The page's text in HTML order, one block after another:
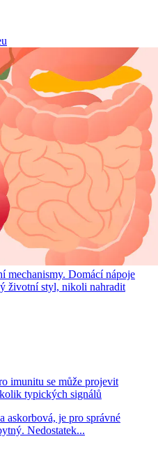
mechanismy. Domácí nápoje
životní styl, nikoli nahradit
imunitu se může projevit
typických signálů
askorbová, je pro správné
Nedostatek...